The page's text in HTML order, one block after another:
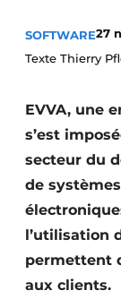
Video’s
Contrôle
Éclairage
Fondations
SOFTWARE27
Texte Thierry
EVVA, une
s’est
secteur du
de
l’utilisation
permettent
aux clients.